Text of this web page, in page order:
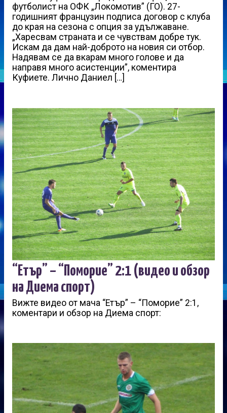
футболист на ОФК „Локомотив” (ГО). 27-
годишният французин подписа договор с клуба
до края на сезона с опция за удължаване.
„Харесвам страната и се чувствам добре тук.
Искам да дам най-доброто на новия си отбор.
Надявам се да вкарам много голове и да
направя много асистенции”, коментира
Куфиете. Лично Даниел […]
“Етър” – “Поморие” 2:1 (видео и обзор
на Диема спорт)
Вижте видео от мача “Етър” – “Поморие” 2:1,
коментари и обзор на Диема спорт: